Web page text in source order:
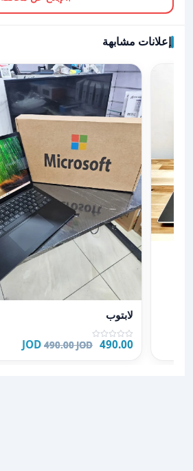
إعلانات مشابهة
عرض تفاصيل لابتوب
لابتوب
490.00 JOD
490.00 JOD